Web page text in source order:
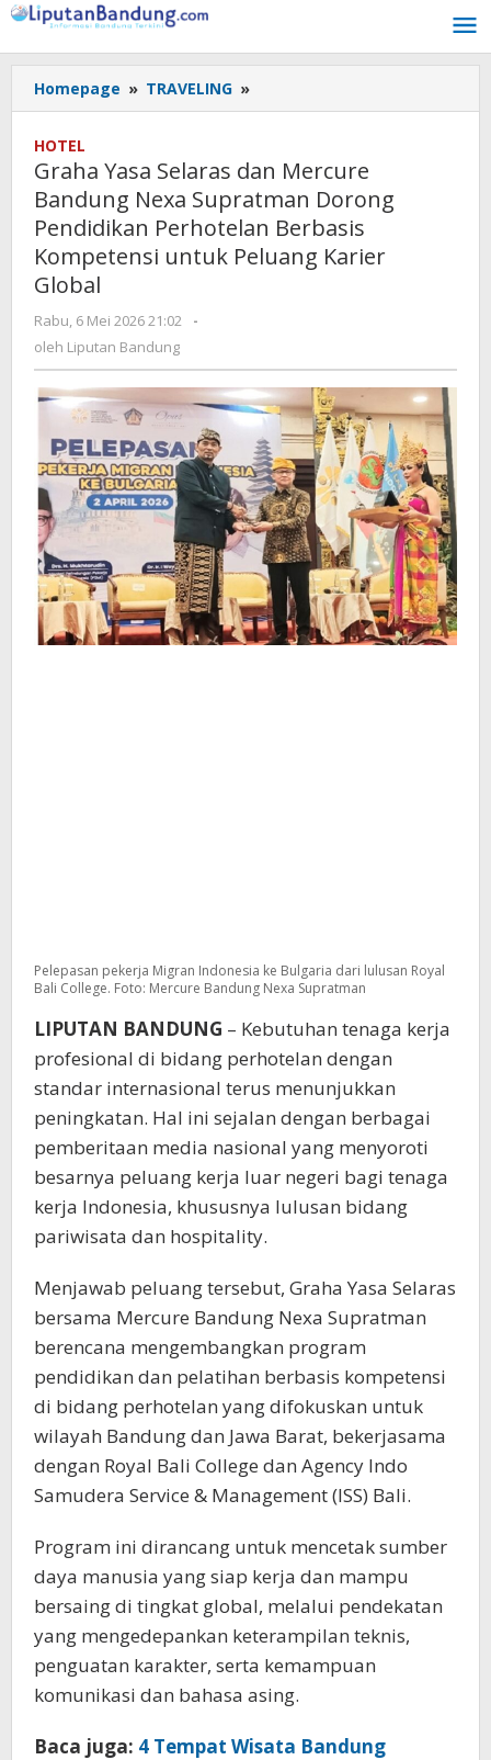
Lewati
konten
Homepage » TRAVELING »
Yasa
Mercure
Bandung
Nexa
Supratman
Dorong
Kompetensi
untuk
Peluang
Karier
Global
HOTEL
Graha Yasa Selaras dan Mercure
Bandung Nexa Supratman Dorong
Pendidikan Perhotelan Berbasis
Kompetensi untuk Peluang Karier
Global
Rabu, 6 Mei 2026 21:02
oleh
-
oleh Liputan Bandung
Pelepasan pekerja Migran Indonesia ke Bulgaria dari lulusan Royal
Bali College. Foto: Mercure Bandung Nexa Supratman
LIPUTAN BANDUNG – Kebutuhan tenaga kerja
profesional di bidang perhotelan dengan
standar internasional terus menunjukkan
peningkatan. Hal ini sejalan dengan berbagai
pemberitaan media nasional yang menyoroti
besarnya peluang kerja luar negeri bagi tenaga
kerja Indonesia, khususnya lulusan bidang
pariwisata dan hospitality.
Menjawab peluang tersebut, Graha Yasa Selaras
bersama Mercure Bandung Nexa Supratman
berencana mengembangkan program
pendidikan dan pelatihan berbasis kompetensi
di bidang perhotelan yang difokuskan untuk
wilayah Bandung dan Jawa Barat, bekerjasama
dengan Royal Bali College dan Agency Indo
Samudera Service & Management (ISS) Bali.
Program ini dirancang untuk mencetak sumber
daya manusia yang siap kerja dan mampu
bersaing di tingkat global, melalui pendekatan
yang mengedepankan keterampilan teknis,
penguatan karakter, serta kemampuan
komunikasi dan bahasa asing.
Baca juga: 4 Tempat Wisata Bandung